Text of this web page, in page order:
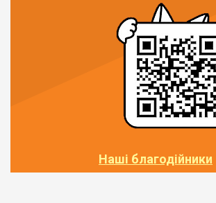
Наші благодійники